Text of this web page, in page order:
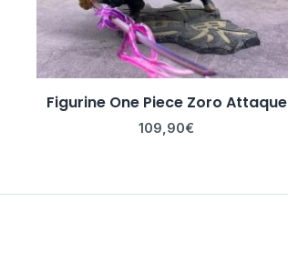
Figurine One Piece Zoro Attaque
109,90€